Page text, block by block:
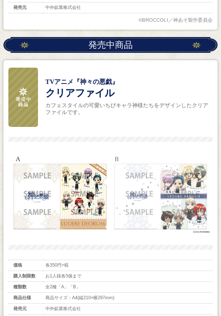
発売元 中外鉱業株式会社
©BROCCOLI／神あそ製作委員会
発売中商品
TVアニメ『神々の悪戯』
クリアファイル
カフェスタイルの可愛いちびキャラ神様たちをデザインしたクリア
ファイルです。
価格 各350円+税
購入制限数 お1人様各5個まで
種類数 全2種「A」「B」
商品仕様 商品サイズ：A4(縦210×横297mm)
発売元 中外鉱業株式会社